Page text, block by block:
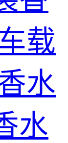
载
水
水